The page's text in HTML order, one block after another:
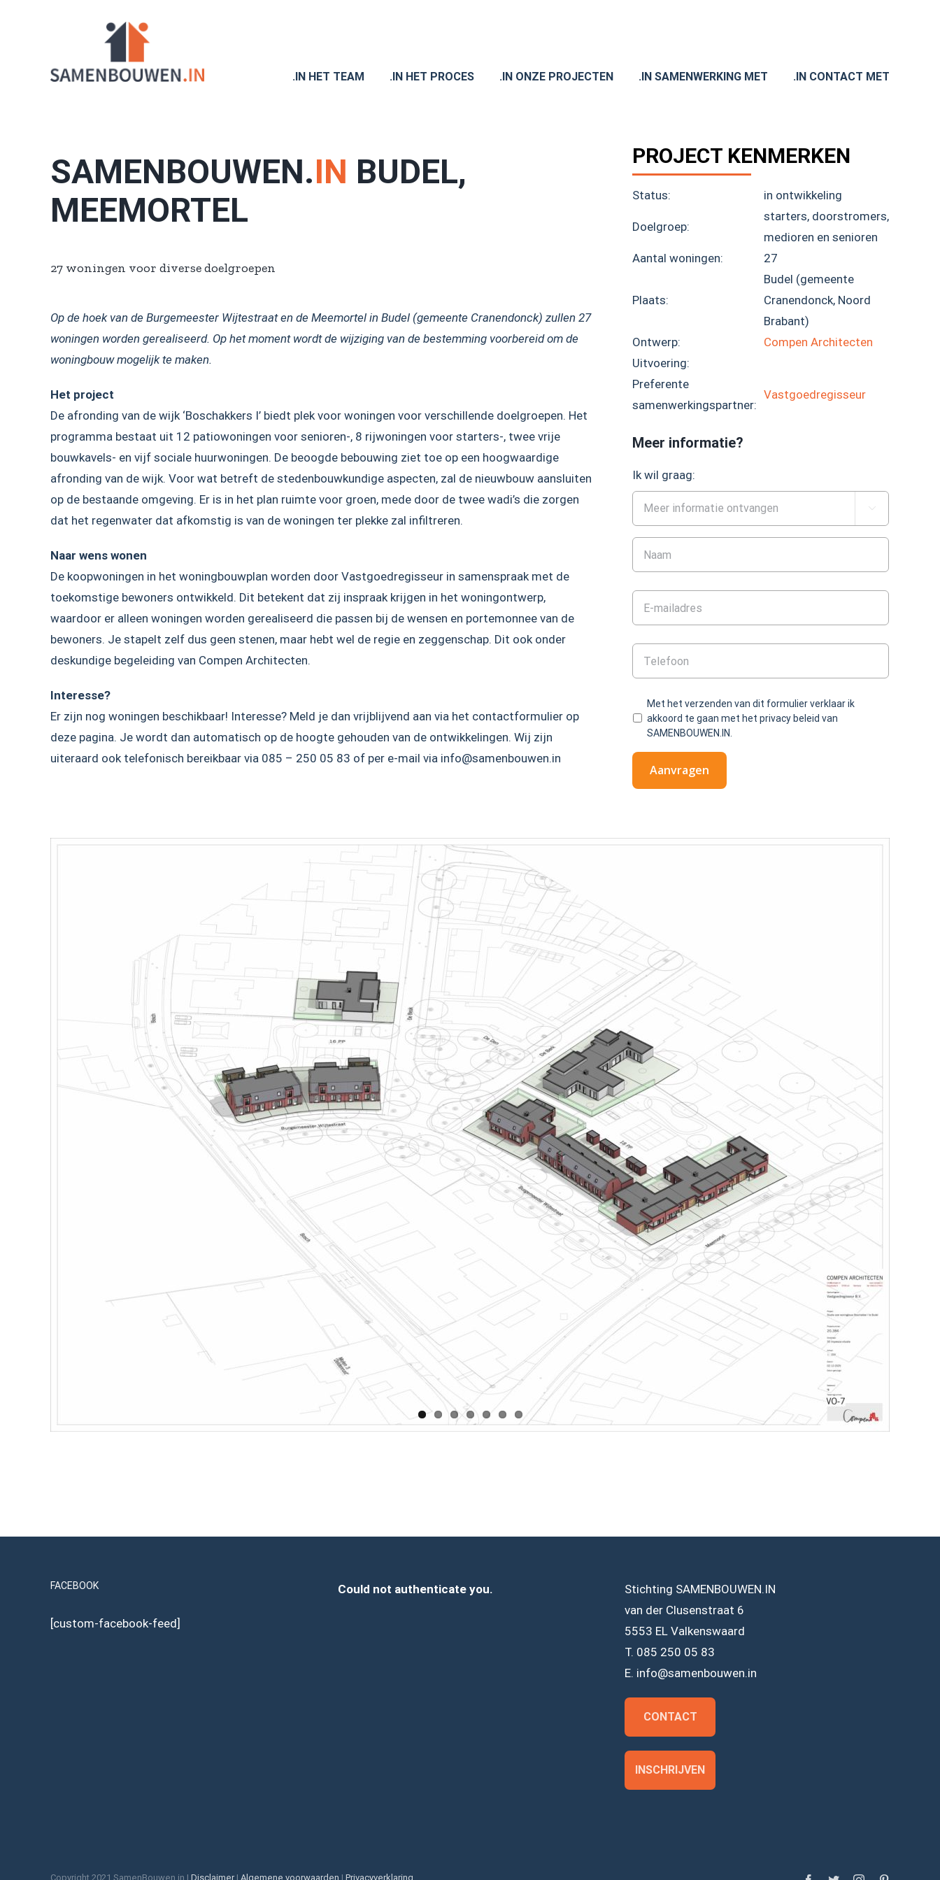
.IN HET TEAM .IN HET PROCES .IN ONZE PROJECTEN .IN SAMENWERKING MET .IN CONTACT MET
SAMENBOUWEN.IN BUDEL,
MEEMORTEL
27 woningen voor diverse doelgroepen
Op de hoek van de Burgemeester Wijtestraat en de Meemortel in Budel (gemeente Cranendonck) zullen 27
woningen worden gerealiseerd. Op het moment wordt de wijziging van de bestemming voorbereid om de
woningbouw mogelijk te maken.
Het project
De afronding van de wijk ‘Boschakkers I’ biedt plek voor woningen voor verschillende doelgroepen. Het
programma bestaat uit 12 patiowoningen voor senioren-, 8 rijwoningen voor starters-, twee vrije
bouwkavels- en vijf sociale huurwoningen. De beoogde bebouwing ziet toe op een hoogwaardige
afronding van de wijk. Voor wat betreft de stedenbouwkundige aspecten, zal de nieuwbouw aansluiten
op de bestaande omgeving. Er is in het plan ruimte voor groen, mede door de twee wadi’s die zorgen
dat het regenwater dat afkomstig is van de woningen ter plekke zal infiltreren.
Naar wens wonen
De koopwoningen in het woningbouwplan worden door Vastgoedregisseur in samenspraak met de
toekomstige bewoners ontwikkeld. Dit betekent dat zij inspraak krijgen in het woningontwerp,
waardoor er alleen woningen worden gerealiseerd die passen bij de wensen en portemonnee van de
bewoners. Je stapelt zelf dus geen stenen, maar hebt wel de regie en zeggenschap. Dit ook onder
deskundige begeleiding van Compen Architecten.
Interesse?
Er zijn nog woningen beschikbaar! Interesse? Meld je dan vrijblijvend aan via het contactformulier op
deze pagina. Je wordt dan automatisch op de hoogte gehouden van de ontwikkelingen. Wij zijn
uiteraard ook telefonisch bereikbaar via 085 – 250 05 83 of per e-mail via info@samenbouwen.in
PROJECT KENMERKEN
Status: in ontwikkeling
Doelgroep:
starters, doorstromers,
medioren en senioren
Aantal woningen:
27
Plaats:
Budel (gemeente
Cranendonck, Noord
Brabant)
Ontwerp:
Compen Architecten
Uitvoering:
Preferente
samenwerkingspartner:
Vastgoedregisseur
Meer informatie?
Ik wil graag:

Met het verzenden van dit formulier verklaar ik
akkoord te gaan met het privacy beleid van
SAMENBOUWEN.IN.
FACEBOOK
[custom-facebook-feed]
Could not authenticate you.
Stichting SAMENBOUWEN.IN
van der Clusenstraat 6
5553 EL Valkenswaard
T. 085 250 05 83
E. info@samenbouwen.in
CONTACT
INSCHRIJVEN
Copyright 2021 SamenBouwen.in | Disclaimer| Algemene voorwaarden | Privacyverklaring